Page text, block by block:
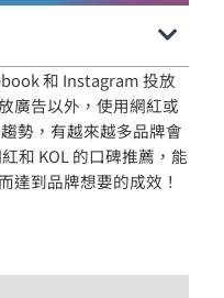
和 Instagram 投放
廣告以外，使用網紅或
勢，有越來越多品牌會
和 KOL 的口碑推薦，能
達到品牌想要的成效！